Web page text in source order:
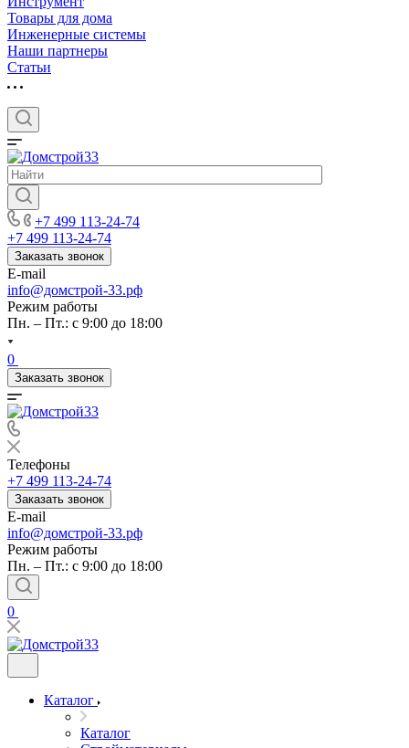
Товары для дома
Инженерные системы
Наши партнеры
Статьи
+7 499 113-24-74
+7 499 113-24-74
Заказать звонок
E-mail
info@домстрой-33.рф
Режим работы
Пн. – Пт.: с 9:00 до 18:00
0
Заказать звонок
Телефоны
+7 499 113-24-74
Заказать звонок
E-mail
info@домстрой-33.рф
Режим работы
Пн. – Пт.: с 9:00 до 18:00
0
Каталог
Каталог